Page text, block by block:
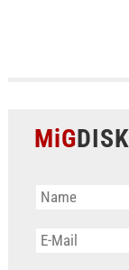
MiG